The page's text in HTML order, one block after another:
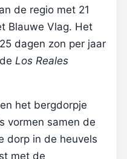
de regio met 21
Blauwe Vlag. Het
dagen zon per jaar
Los Reales
het bergdorpje
vormen samen de
dorp in de heuvels
met de